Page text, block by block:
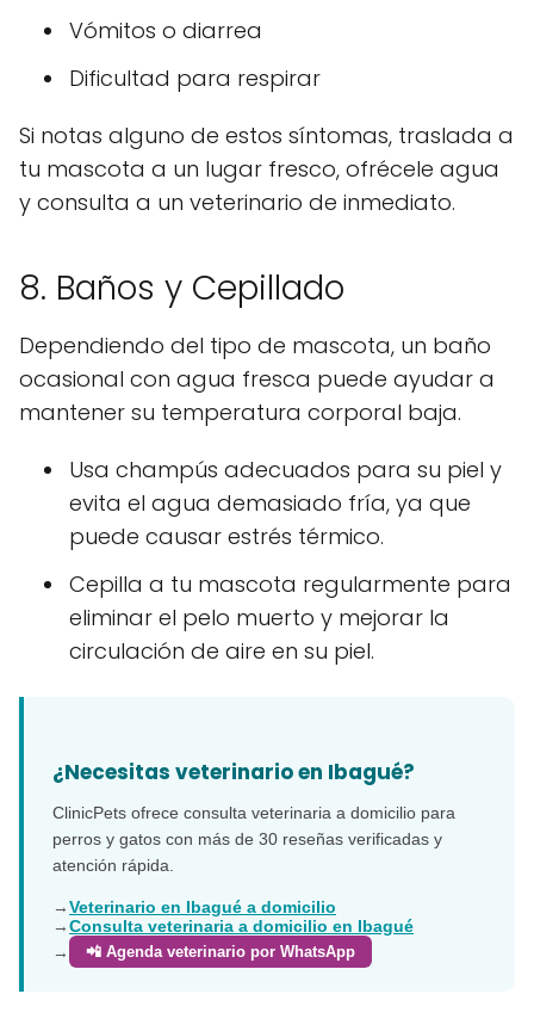
Vómitos o diarrea
Dificultad para respirar
Si notas alguno de estos síntomas, traslada a
tu mascota a un lugar fresco, ofrécele agua
y consulta a un veterinario de inmediato.
8. Baños y Cepillado
Dependiendo del tipo de mascota, un baño
ocasional con agua fresca puede ayudar a
mantener su temperatura corporal baja.
Usa champús adecuados para su piel y
evita el agua demasiado fría, ya que
puede causar estrés térmico.
Cepilla a tu mascota regularmente para
eliminar el pelo muerto y mejorar la
circulación de aire en su piel.
¿Necesitas veterinario en Ibagué?
ClinicPets ofrece consulta veterinaria a domicilio para
perros y gatos con más de 30 reseñas verificadas y
atención rápida.
→Veterinario en Ibagué a domicilio
→Consulta veterinaria a domicilio en Ibagué
→
📲 Agenda veterinario por WhatsApp